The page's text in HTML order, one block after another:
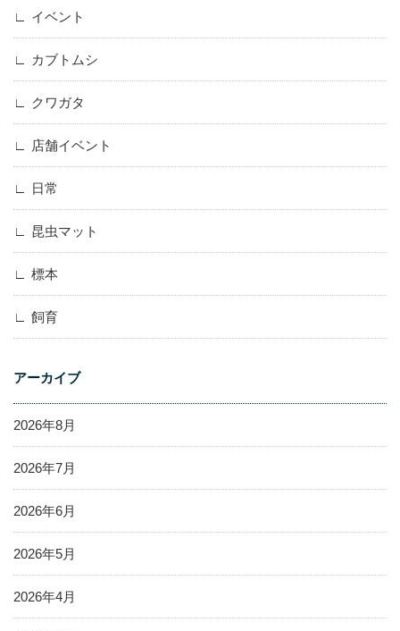
イベント
カブトムシ
クワガタ
店舗イベント
日常
昆虫マット
標本
飼育
アーカイブ
2026年8月
2026年7月
2026年6月
2026年5月
2026年4月